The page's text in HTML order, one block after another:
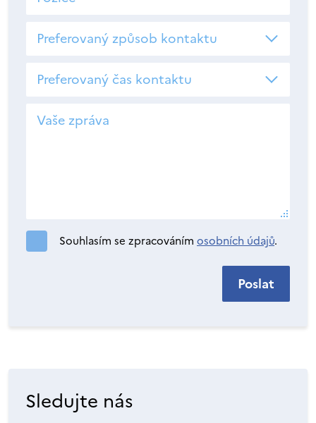
Souhlasím se zpracováním osobních údajů.
Sledujte nás